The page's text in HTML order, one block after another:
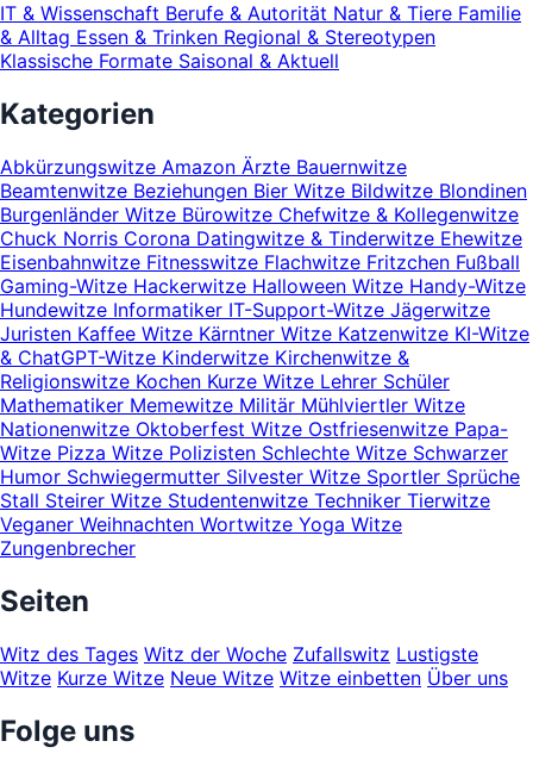
IT & Wissenschaft Berufe & Autorität Natur & Tiere Familie
& Alltag Essen & Trinken Regional & Stereotypen
Klassische Formate Saisonal & Aktuell
Kategorien
Abkürzungswitze Amazon Ärzte Bauernwitze
Beamtenwitze Beziehungen Bier Witze Bildwitze Blondinen
Burgenländer Witze Bürowitze Chefwitze & Kollegenwitze
Chuck Norris Corona Datingwitze & Tinderwitze Ehewitze
Eisenbahnwitze Fitnesswitze Flachwitze Fritzchen Fußball
Gaming-Witze Hackerwitze Halloween Witze Handy-Witze
Hundewitze Informatiker IT-Support-Witze Jägerwitze
Juristen Kaffee Witze Kärntner Witze Katzenwitze KI-Witze
& ChatGPT-Witze Kinderwitze Kirchenwitze &
Religionswitze Kochen Kurze Witze Lehrer Schüler
Mathematiker Memewitze Militär Mühlviertler Witze
Nationenwitze Oktoberfest Witze Ostfriesenwitze Papa-
Witze Pizza Witze Polizisten Schlechte Witze Schwarzer
Humor Schwiegermutter Silvester Witze Sportler Sprüche
Stall Steirer Witze Studentenwitze Techniker Tierwitze
Veganer Weihnachten Wortwitze Yoga Witze
Zungenbrecher
Seiten
Witz des Tages Witz der Woche Zufallswitz Lustigste
Witze Kurze Witze Neue Witze Witze einbetten Über uns
Folge uns